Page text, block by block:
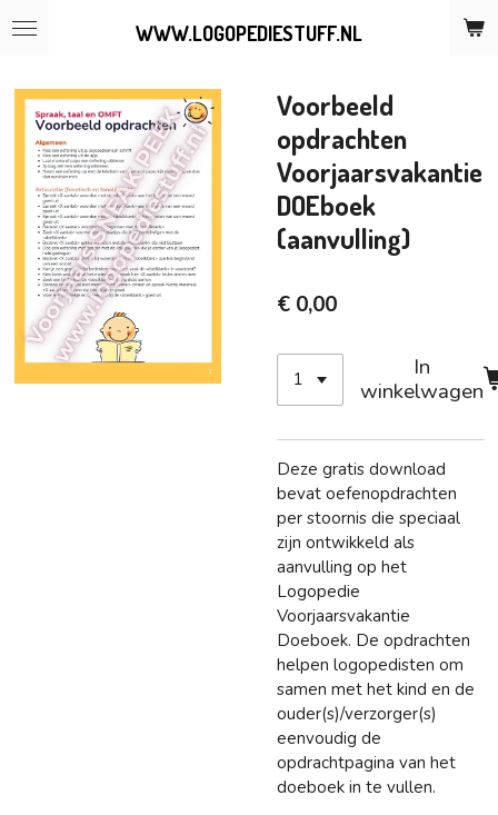
Ga
de
hoofdinhoud
WWW.LOGOPEDIESTUFF.NL
Voorbeeld
opdrachten
Voorjaarsvakantie
DOEboek
(aanvulling)
€ 0,00
In
winkelwagen
Deze gratis download
bevat oefenopdrachten
per stoornis die speciaal
zijn ontwikkeld als
aanvulling op het
Logopedie
Voorjaarsvakantie
Doeboek. De opdrachten
helpen logopedisten om
samen met het kind en de
ouder(s)/verzorger(s)
eenvoudig de
opdrachtpagina van het
doeboek in te vullen.